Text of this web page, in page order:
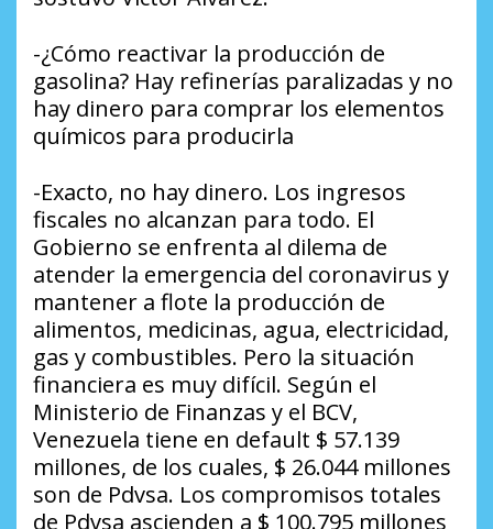
-¿Cómo reactivar la producción de
gasolina? Hay refinerías paralizadas y no
hay dinero para comprar los elementos
químicos para producirla
-Exacto, no hay dinero. Los ingresos
fiscales no alcanzan para todo. El
Gobierno se enfrenta al dilema de
atender la emergencia del coronavirus y
mantener a flote la producción de
alimentos, medicinas, agua, electricidad,
gas y combustibles. Pero la situación
financiera es muy difícil. Según el
Ministerio de Finanzas y el BCV,
Venezuela tiene en default $ 57.139
millones, de los cuales, $ 26.044 millones
son de Pdvsa. Los compromisos totales
de Pdvsa ascienden a $ 100.795 millones